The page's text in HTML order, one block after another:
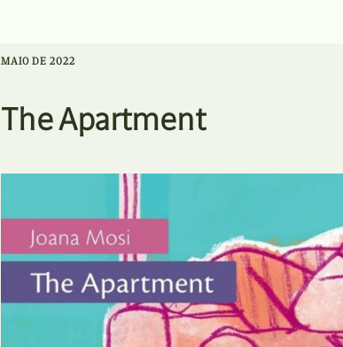
Ficha Técnica e Apoios
MAIO DE 2022
The Apartment